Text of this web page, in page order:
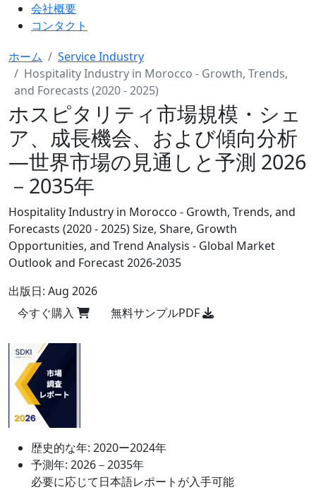
会社概要
コンタクト
ホーム
Service Industry
Hospitality Industry in Morocco - Growth, Trends,
and Forecasts (2020 - 2025)
ホスピタリティ市場規模・シェ
ア、成長機会、および傾向分析
―世界市場の見通しと予測 2026
－2035年
Hospitality Industry in Morocco - Growth, Trends, and
Forecasts (2020 - 2025) Size, Share, Growth
Opportunities, and Trend Analysis - Global Market
Outlook and Forecast 2026-2035
出版日: Aug 2026
今すぐ購入
無料サンプルPDF
歴史的な年: 2020ー2024年
予測年: 2026－2035年
必要に応じて日本語レポートが入手可能